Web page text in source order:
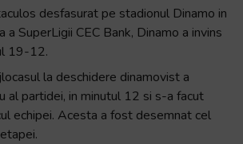
desfasurat pe stadionul Dinamo in
a SuperLigii CEC Bank, Dinamo a invins
19-12.
la deschidere dinamovist a
al partidei, in minutul 12 si s-a facut
echipei. Acesta a fost desemnat cel